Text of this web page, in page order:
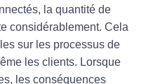
la quantité de
considérablement. Cela
sur les processus de
les clients. Lorsque
les conséquences